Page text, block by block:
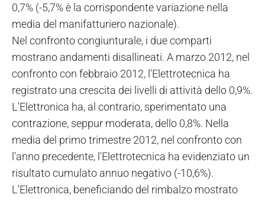
0,7% (-5,7% è la corrispondente variazione nella
media del manifatturiero nazionale).
Nel confronto congiunturale, i due comparti
mostrano andamenti disallineati. A marzo 2012, nel
confronto con febbraio 2012, l'Elettrotecnica ha
registrato una crescita dei livelli di attività dello 0,9%.
L'Elettronica ha, al contrario, sperimentato una
contrazione, seppur moderata, dello 0,8%. Nella
media del primo trimestre 2012, nel confronto con
l'anno precedente, l'Elettrotecnica ha evidenziato un
risultato cumulato annuo negativo (-10,6%).
L'Elettronica, beneficiando del rimbalzo mostrato